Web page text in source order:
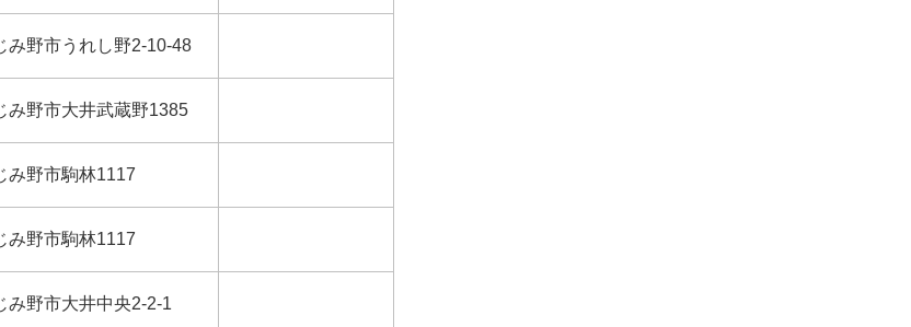
み野市うれし野2-10-48
み野市大井武蔵野1385
み野市駒林1117
み野市駒林1117
み野市大井中央2-2-1